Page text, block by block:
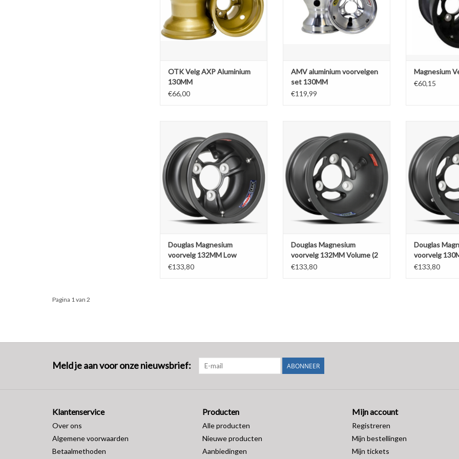
OTK Velg AXP Aluminium
130MM
€66,00
AMV aluminium voorvelgen
set 130MM
€119,99
Magnesium
€60,15
132MM Low Volume (2 stuks)
TOEVOEGEN AAN WINKELWAGEN
Douglas Magnesium
voorvelg 132MM Low
Volume (2 stuks)
€133,80
132MM Volume (2 stuks)
TOEVOEGEN AAN WINKELWAGEN
Douglas Magnesium
voorvelg 132MM Volume (2
stuks)
€133,80
130MM
TOEVOEGEN
Douglas
voorvelg
stuks)
€133,80
Pagina 1 van 2
Meld je aan voor onze nieuwsbrief: ABONNEER
Klantenservice
Over ons
Algemene voorwaarden
Betaalmethoden
Producten
Alle producten
Nieuwe producten
Aanbiedingen
Mijn account
Registreren
Mijn bestellingen
Mijn tickets